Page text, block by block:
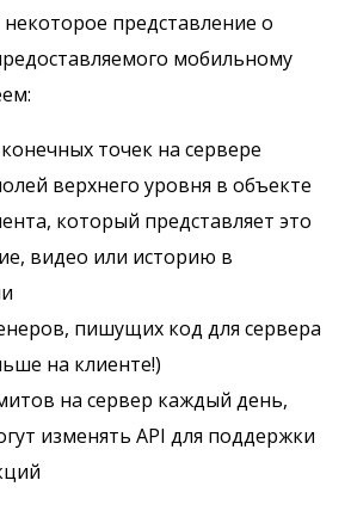
представление о
мобильному
точек на сервере
верхнего уровня в объекте
который представляет это
видео или историю в
пишущих код для сервера
на клиенте!)
на сервер каждый день,
изменять API для поддержки